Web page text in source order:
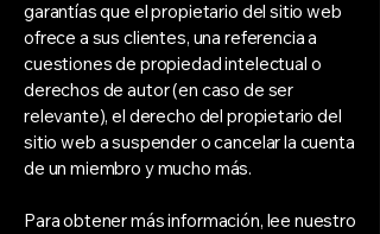
garantías que el propietario del sitio web
ofrece a sus clientes, una referencia a
cuestiones de propiedad intelectual o
derechos de autor (en caso de ser
relevante), el derecho del propietario del
sitio web a suspender o cancelar la cuenta
de un miembro y mucho más.
Para obtener más información, lee nuestro